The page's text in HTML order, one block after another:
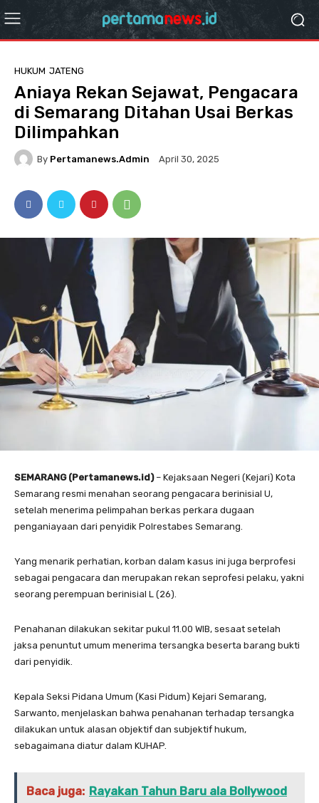
HUKUM JATENG
Aniaya Rekan Sejawat, Pengacara
di Semarang Ditahan Usai Berkas
Dilimpahkan
By Pertamanews.admin April 30, 2025
SEMARANG (Pertamanews.id)– Kejaksaan Negeri (Kejari) Kota
Semarang resmi menahan seorang pengacara berinisial U,
setelah menerima pelimpahan berkas perkara dugaan
penganiayaan dari penyidik Polrestabes Semarang.
Yang menarik perhatian, korban dalam kasus ini juga berprofesi
sebagai pengacara dan merupakan rekan seprofesi pelaku, yakni
seorang perempuan berinisial L (26).
Penahanan dilakukan sekitar pukul 11.00 WIB, sesaat setelah
jaksa penuntut umum menerima tersangka beserta barang bukti
dari penyidik.
Kepala Seksi Pidana Umum (Kasi Pidum) Kejari Semarang,
Sarwanto, menjelaskan bahwa penahanan terhadap tersangka
dilakukan untuk alasan objektif dan subjektif hukum,
sebagaimana diatur dalam KUHAP.
Baca juga: Rayakan Tahun Baru ala Bollywood